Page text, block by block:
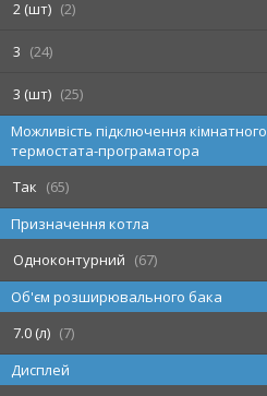
2 (шт)
2
3 24
3 (шт)
25
Можливість підключення кімнатного
термостата-програматора
Так
65
Призначення котла
Одноконтурний
67
Об'єм розширювального бака
7.0 (л)
7
Дисплей